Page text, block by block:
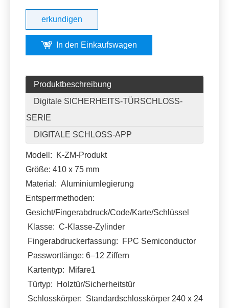
erkundigen
In den Einkaufswagen
Produktbeschreibung
Digitale SICHERHEITS-TÜRSCHLOSS-
SERIE
DIGITALE SCHLOSS-APP
Modell: K-ZM-Produkt
Größe: 410 x 75 mm
Material: Aluminiumlegierung
Entsperrmethoden:
Gesicht/Fingerabdruck/Code/Karte/Schlüssel
Klasse: C-Klasse-Zylinder
Fingerabdruckerfassung: FPC Semiconductor
Passwortlänge: 6–12 Ziffern
Kartentyp: Mifare1
Türtyp: Holztür/Sicherheitstür
Schlosskörper: Standardschlosskörper 240 x 24